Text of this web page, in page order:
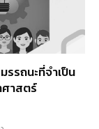
รรถนะที่จำเป็น
ศาสตร์